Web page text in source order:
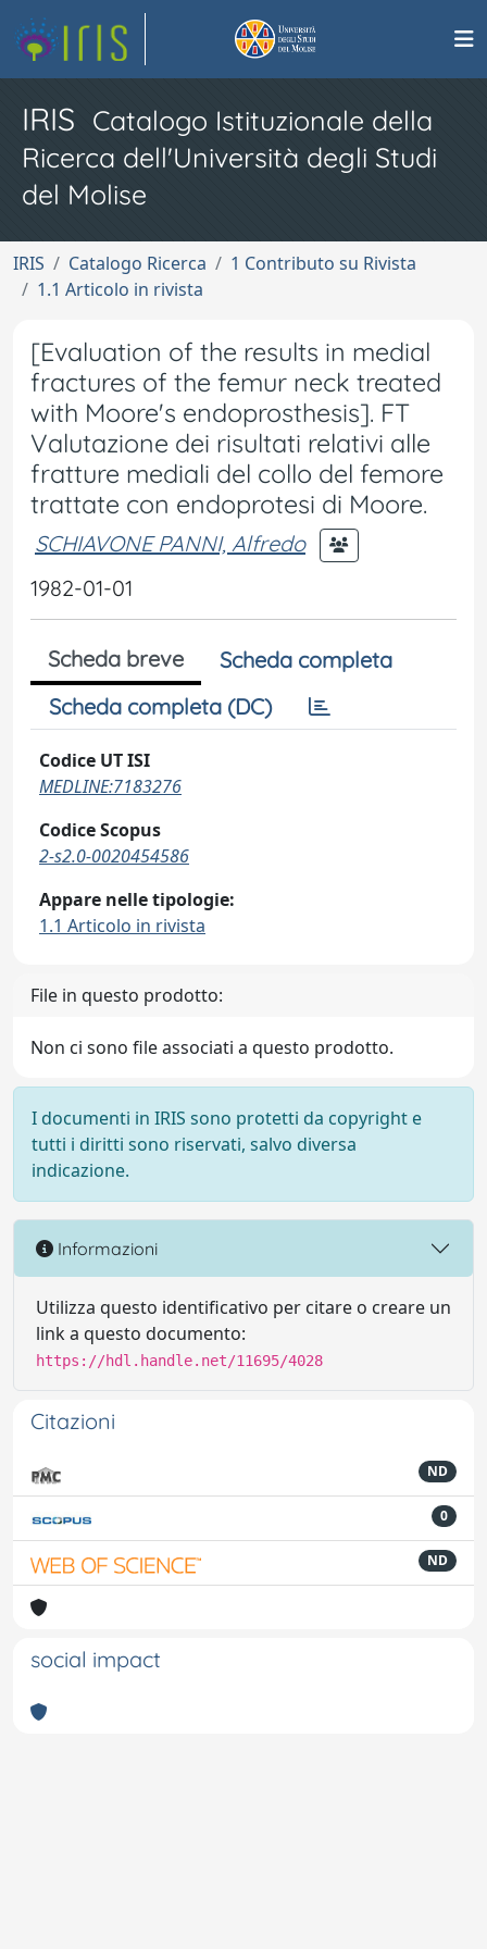
IRIS Catalogo Istituzionale della
Ricerca dell'Università degli Studi
del Molise
IRIS Catalogo Ricerca
1 Contributo su Rivista
1.1 Articolo in rivista
[Evaluation of the results in medial
fractures of the femur neck treated
with Moore's endoprosthesis]. FT
Valutazione dei risultati relativi alle
fratture mediali del collo del femore
trattate con endoprotesi di Moore.
SCHIAVONE PANNI, Alfredo
1982-01-01
Scheda breve
Scheda completa
Scheda completa (DC)
Codice UT ISI
MEDLINE:7183276
Codice Scopus
2-s2.0-0020454586
Appare nelle tipologie:
1.1 Articolo in rivista
File in questo prodotto:
Non ci sono file associati a questo prodotto.
I documenti in IRIS sono protetti da copyright e
tutti i diritti sono riservati, salvo diversa
indicazione.
Informazioni
Utilizza questo identificativo per citare o creare un
link a questo documento:
https://hdl.handle.net/11695/4028
Citazioni
ND
0
ND
social impact